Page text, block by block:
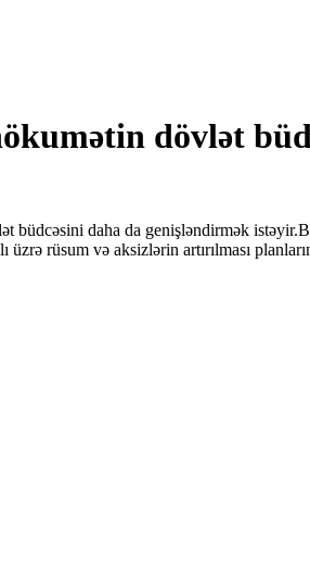
dövlət
büdcəsini daha da genişləndirmək
rüsum və aksizlərin artırılması